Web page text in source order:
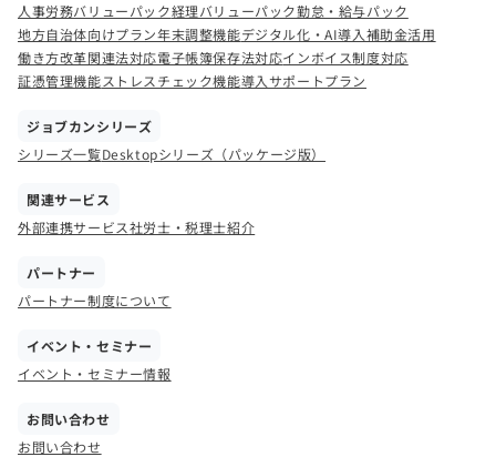
人事労務バリューパック経理バリューパック勤怠・給与パック
地方自治体向けプラン年末調整機能デジタル化・AI導入補助金活用
働き方改革関連法対応電子帳簿保存法対応インボイス制度対応
証憑管理機能ストレスチェック機能導入サポートプラン
ジョブカンシリーズ
シリーズ一覧Desktopシリーズ（パッケージ版）
関連サービス
外部連携サービス社労士・税理士紹介
パートナー
パートナー制度について
イベント・セミナー
イベント・セミナー情報
お問い合わせ
お問い合わせ